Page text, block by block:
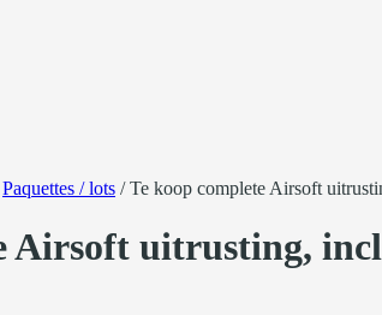
Paquettes / lots /Te koop complete Airsoft
Airsoft uitrusting,